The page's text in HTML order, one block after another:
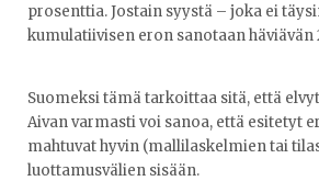
prosenttia. Jostain syystä – joka ei
kumulatiivisen eron sanotaan häviävän
Suomeksi tämä tarkoittaa sitä, että
Aivan varmasti voi sanoa, että esitetyt
mahtuvat hyvin (mallilaskelmien tai
luottamusvälien sisään.